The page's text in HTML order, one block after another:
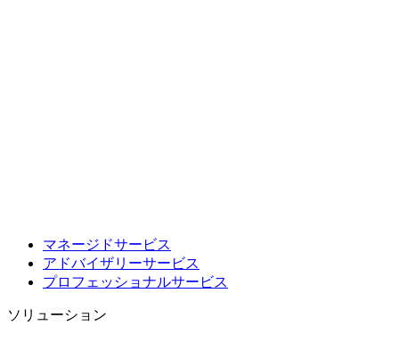
マネージドサービス
アドバイザリーサービス
プロフェッショナルサービス
ソリューション